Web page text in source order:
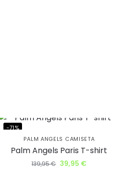
-71%
PALM ANGELS CAMISETA
Palm Angels Paris T-shirt
139,95€ 39,95 €
uniéndote
BJ Kicks y
un 5% de